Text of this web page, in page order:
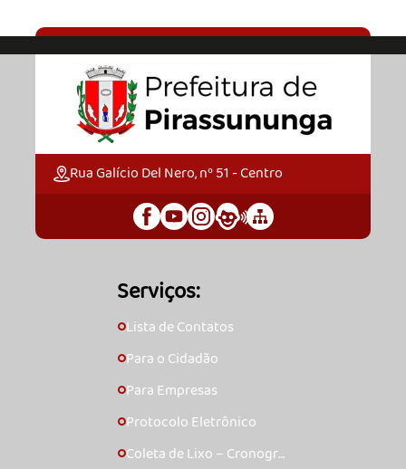
Rua Galício Del Nero, nº 51 - Centro
Serviços:
🞇Lista de Contatos
🞇Para o Cidadão
🞇Para Empresas
🞇Protocolo Eletrônico
🞇Coleta de Lixo – Cronogra